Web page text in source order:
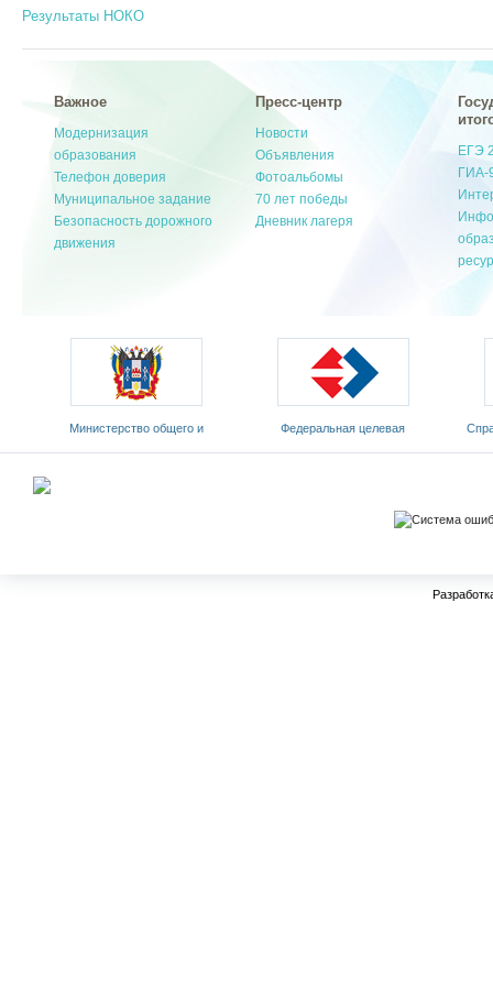
Результаты НОКО
Важное
Модернизация
образования
Телефон доверия
Муниципальное задание
Безопасность дорожного
движения
Пресс-центр
Новости
Объявления
Фотоальбомы
70 лет победы
Дневник лагеря
ЕГЭ
ГИА-
Министерство общего и
профессионального
Федеральная целевая
программа развития